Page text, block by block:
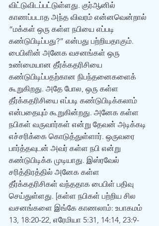
விட்டுவிடப்பட்டுள்ளது. குர்‍ஆனில்
காணப்படாத அந்த விவரம் என்னவென்றால்
“மக்கள் ஒரு கள்ள நபியை எப்படி
கண்டுபிடிப்பது?” என்பது பற்றியதாகும்.
பைபிளின் அனேக வசனங்கள் ஒரு
உண்மையான தீர்க்கதரிசியை
கண்டுபிடிப்பதற்கான நிபந்தனைகளைக்
கூறுகிறது. அதே போல, ஒரு கள்ள
தீர்க்கதரிசியை எப்படி கண்டுபிடிக்கலாம்
என்பதையும் கூறுகின்றது. அனேக கள்ள
நபிகள் வருவார்கள் என்று தேவன் அடிக்கடி
எச்சரிக்கை கொடுத்துள்ளார். ஒருவரை
பார்த்தவுடன் அவர் கள்ள நபி என்று
கண்டுபிடிக்க முடியாது. இஸ்ரவேல்
சரித்திரத்தில் அனேக கள்ள
தீர்க்கதரிசிகள் வந்ததாக பைபிள் பதிவு
செய்துள்ளது. [கள்ள நபிகள் பற்றிய சில
வசனங்களை இங்கே காணலாம்: உபாகமம்
13, 18:20-22, எரேமியா 5:31, 14:14, 23:9-